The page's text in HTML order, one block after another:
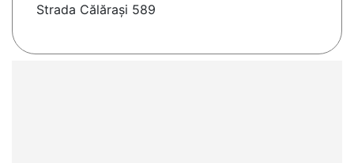
Strada Călărași 589